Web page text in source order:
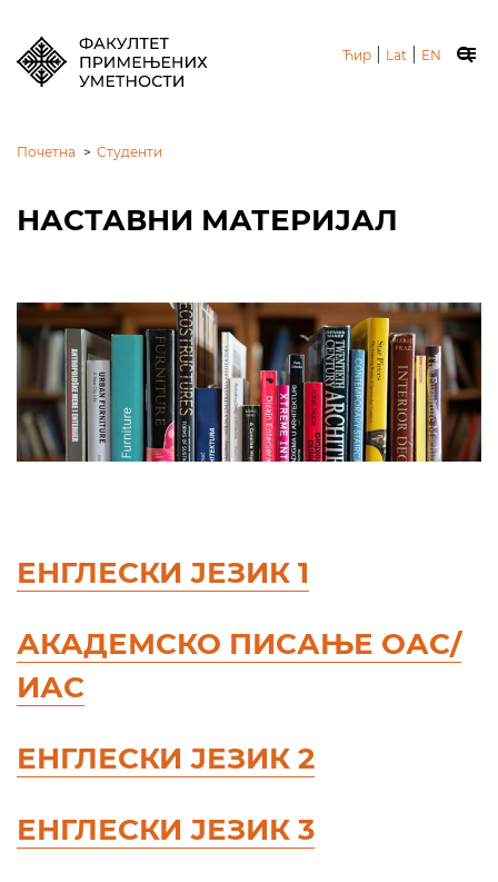
Ћир Lat EN
Почетна > Студенти
НАСТАВНИ МАТЕРИЈАЛ
ЕНГЛЕСКИ ЈЕЗИК 1
АКАДЕМСКО ПИСАЊЕ ОАС/
ИАС
ЕНГЛЕСКИ ЈЕЗИК 2
ЕНГЛЕСКИ ЈЕЗИК 3